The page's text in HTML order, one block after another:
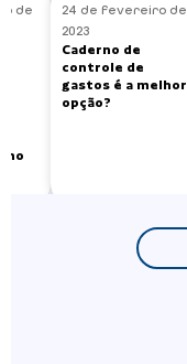
no
de
Caderno de
controle de
gastos é a melhor
opção?
24 de fevereiro de
2023